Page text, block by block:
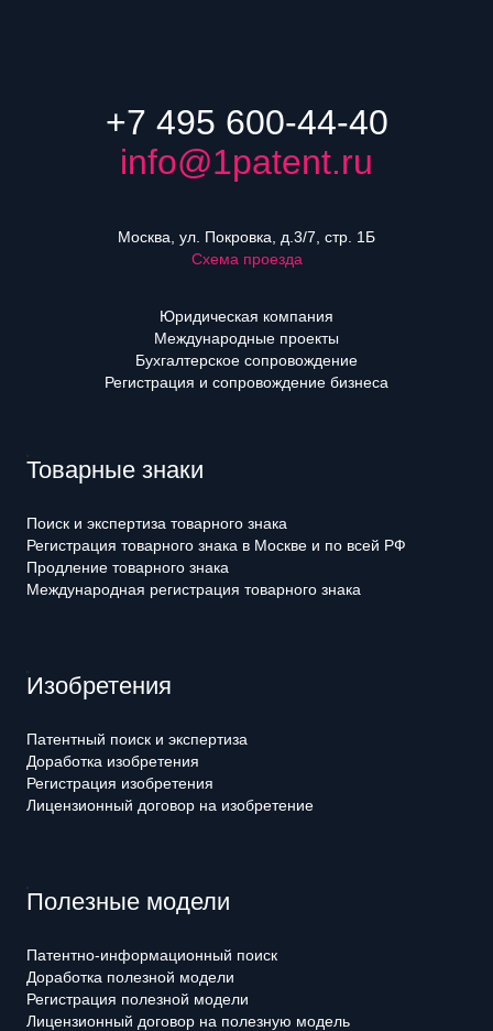
+7 495 600-44-40
info@1patent.ru
Москва, ул. Покровка, д.3/7, стр. 1Б
Схема проезда
Юридическая компания
Международные проекты
Бухгалтерское сопровождение
Регистрация и сопровождение бизнеса
Товарные знаки
Поиск и экспертиза товарного знака
Регистрация товарного знака в Москве и по всей РФ
Продление товарного знака
Международная регистрация товарного знака
Изобретения
Патентный поиск и экспертиза
Доработка изобретения
Регистрация изобретения
Лицензионный договор на изобретение
Полезные модели
Патентно-информационный поиск
Доработка полезной модели
Регистрация полезной модели
Лицензионный договор на полезную модель